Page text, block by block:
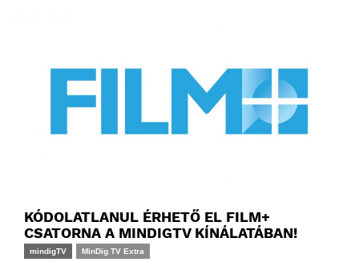
KÓDOLATLANUL ÉRHETŐ EL FILM+
CSATORNA A MINDIGTV KÍNÁLATÁBAN!
mindigTV MinDig TV Extra